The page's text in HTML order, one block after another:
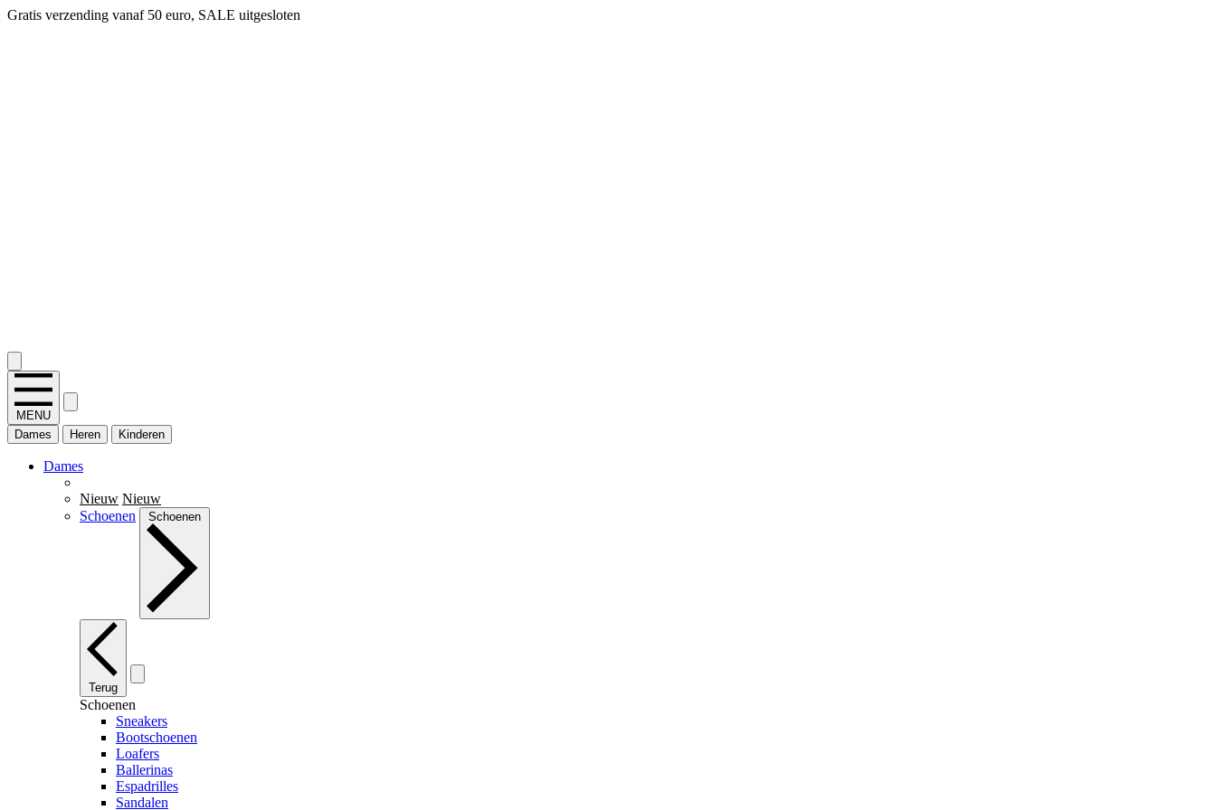
Gratis verzending vanaf 50 euro, SALE uitgesloten
MENU
Dames
Heren Kinderen
Dames
Nieuw Nieuw
Schoenen
Schoenen
Terug
Schoenen
Sneakers
Bootschoenen
Loafers
Ballerinas
Espadrilles
Sandalen